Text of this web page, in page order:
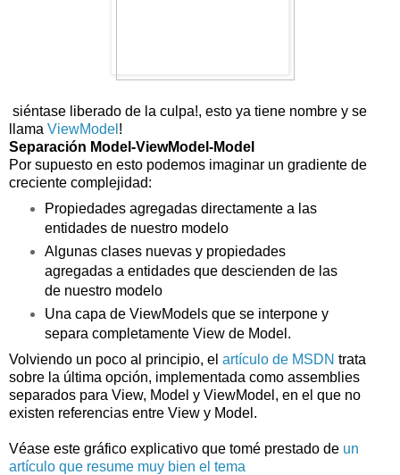
siéntase liberado de la culpa!, esto ya tiene nombre y se
llama ViewModel !
Separación Model-ViewModel-Model
Por supuesto en esto podemos imaginar un gradiente de
creciente complejidad:
Propiedades agregadas directamente a las
entidades de nuestro modelo
Algunas clases nuevas y propiedades
agregadas a entidades que descienden de las
de nuestro modelo
Una capa de ViewModels que se interpone y
separa completamente View de Model.
Volviendo un poco al principio, el artículo de MSDN trata
sobre la última opción, implementada como assemblies
separados para View, Model y ViewModel, en el que no
existen referencias entre View y Model.
Véase este gráfico explicativo que tomé prestado de un
artículo que resume muy bien el tema